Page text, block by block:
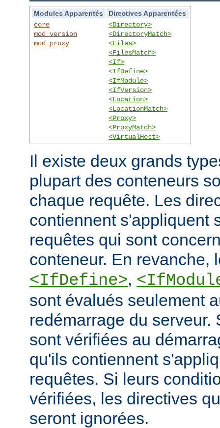
Modules Apparentés
Directives Apparentées
core
mod_version
mod_proxy
<Directory>
<DirectoryMatch>
<Files>
<FilesMatch>
<If>
<IfDefine>
<IfModule>
<IfVersion>
<Location>
<LocationMatch>
<Proxy>
<ProxyMatch>
<VirtualHost>
Il existe deux grands
plupart des conteneurs
chaque requête. Les
contiennent s'appliquent
requêtes qui sont
conteneur. En revanche,
<IfDefine>,
sont évalués seulement
redémarrage du serveur.
sont vérifiées au
qu'ils contiennent
requêtes. Si leurs
vérifiées, les directives
seront ignorées.